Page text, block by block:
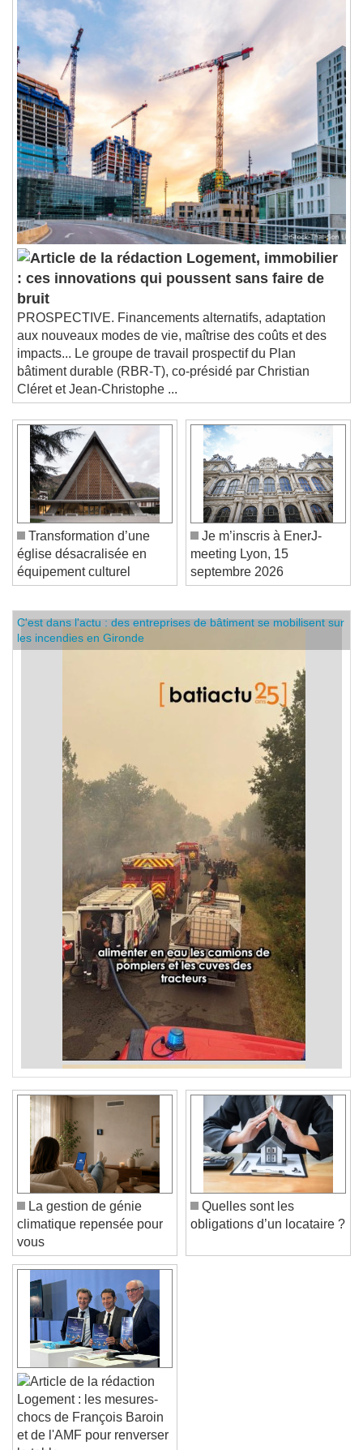
Logement, immobilier
: ces innovations qui poussent sans faire de
bruit
PROSPECTIVE. Financements alternatifs, adaptation
aux nouveaux modes de vie, maîtrise des coûts et des
impacts... Le groupe de travail prospectif du Plan
bâtiment durable (RBR-T), co-présidé par Christian
Cléret et Jean-Christophe ...
Transformation d’une
église désacralisée en
équipement culturel
Je m’inscris à EnerJ-
meeting Lyon, 15
septembre 2026
C'est dans l'actu : des entreprises de bâtiment se mobilisent sur
les incendies en Gironde
La gestion de génie
climatique repensée pour
vous
Quelles sont les
Logement : les mesures-
chocs de François Baroin
et de l'AMF pour renverser